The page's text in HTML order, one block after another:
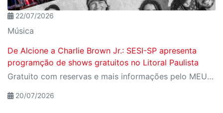
22/07/2026
Música
De Alcione a Charlie Brown Jr.: SESI-SP apresenta
programção de shows gratuitos no Litoral Paulista
Gratuito com reservas e mais informações pelo MEU SESI
20/07/2026